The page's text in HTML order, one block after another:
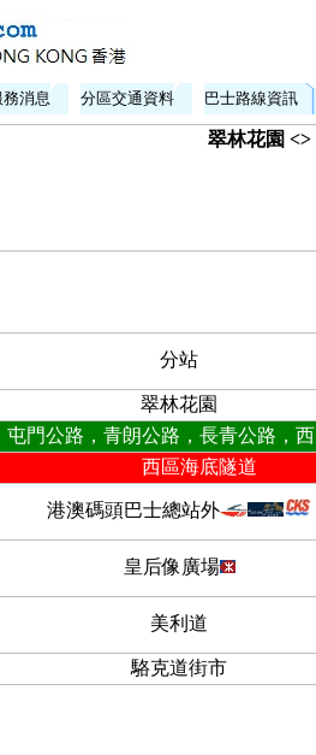
消息 分區交通資料 巴士路線資訊
翠林花園
分站
翠林花園
屯門公路，青朗公路，長青公路，
西區海底隧道
港澳碼頭巴士總站外
皇后像廣場
美利道
駱克道街市